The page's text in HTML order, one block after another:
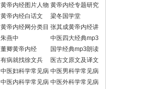
黄帝内经图片人物 黄帝内经专题研究
黄帝内经白话文
梁冬国学堂
黄帝内经网分类目
录导航
张其成黄帝内经讲
座
朱燕中
中医四大经典mp3
朗读
董卿黄帝内经
国学经典mp3朗读
有病就找徐文兵
医古文原文及译文
翻译
中医妇科学常见病 中医男科学常见病
中医内科学常见病 中医外科学常见病